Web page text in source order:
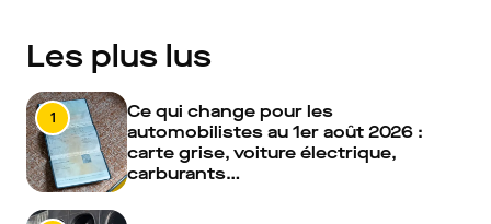
Les plus lus
1
Ce qui change pour les
automobilistes au 1er août 2026 :
carte grise, voiture électrique,
carburants…